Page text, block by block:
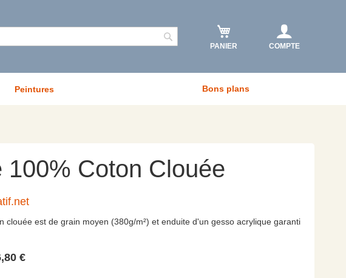
RechercherPANIER COMPTE
Peintures Bons plans
100% Coton Clouée
clouée est de grain moyen (380g/m²) et enduite d'un gesso acrylique garanti
€